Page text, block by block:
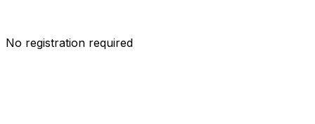
No registration required